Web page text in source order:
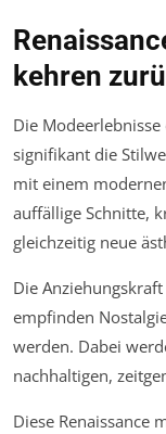
kehren
Die
signifikant die
mit einem
auffällige Schnitte,
gleichzeitig neue
Die
empfinden
werden. Dabei
nachhaltigen,
Diese Renaissance